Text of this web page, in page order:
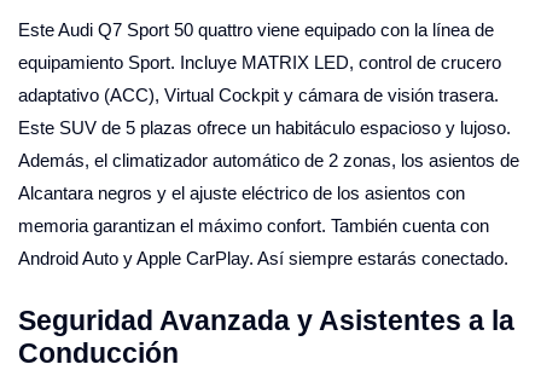
Este Audi Q7 Sport 50 quattro viene equipado con la línea de
equipamiento Sport. Incluye MATRIX LED, control de crucero
adaptativo (ACC), Virtual Cockpit y cámara de visión trasera.
Este SUV de 5 plazas ofrece un habitáculo espacioso y lujoso.
Además, el climatizador automático de 2 zonas, los asientos de
Alcantara negros y el ajuste eléctrico de los asientos con
memoria garantizan el máximo confort. También cuenta con
Android Auto y Apple CarPlay. Así siempre estarás conectado.
Seguridad Avanzada y Asistentes a la
Conducción